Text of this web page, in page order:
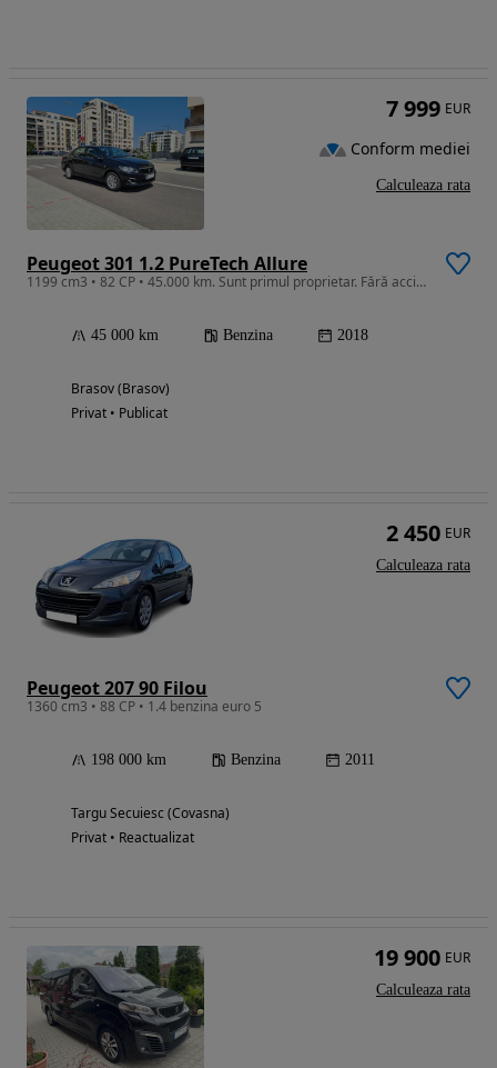
Peugeot 301 1.2 PureTech Allure
1199 cm3 • 82 CP • 45.000 km. Sunt primul proprietar. Fără accident. Carte service.
45 000 km Benzina 2018
Brasov (Brasov)
Privat • Publicat
7 999 EUR
Conform mediei
Calculeaza rata
Peugeot 207 90 Filou
1360 cm3 • 88 CP • 1.4 benzina euro 5
198 000 km Benzina 2011
Targu Secuiesc (Covasna)
Privat • Reactualizat
2 450 EUR
Calculeaza rata
19 900 EUR
Calculeaza rata